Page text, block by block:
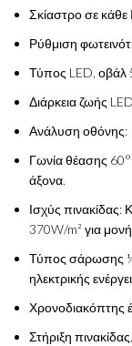
Σκίαστρο σε κάθε
Ρύθμιση
Τύπος LED, οβάλ
Διάρκεια ζωής
Ανάλυση οθόνης:
Γωνία θέασης 60°
άξονα.
Ισχύς
370W/m² για
Τύπος σάρωσης ¼
ηλεκτρικής
Χρονοδιακόπτης
Στήριξη